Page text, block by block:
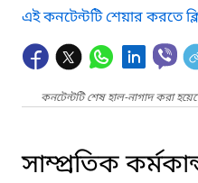
এই কনটেন্টটি শেয়ার করতে
কনটেন্টটি শেষ হাল-নাগাদ করা
সাম্প্রতিক